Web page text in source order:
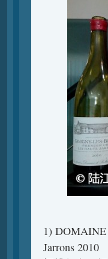
1) DOMAINE
Jarrons 2010